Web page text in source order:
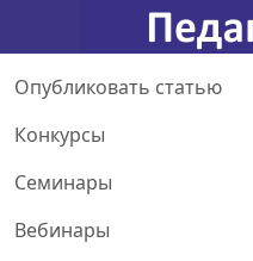
Опубликовать статью
Конкурсы
Семинары
Вебинары